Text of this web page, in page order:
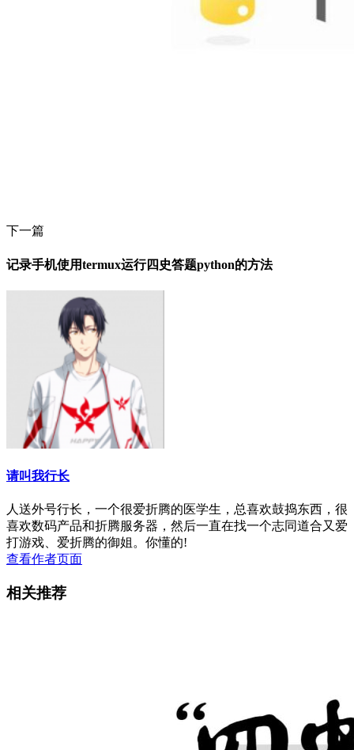
下一篇
记录手机使用termux运行四史答题python的方法
请叫我行长
人送外号行长，一个很爱折腾的医学生，总喜欢鼓捣东西，很
喜欢数码产品和折腾服务器，然后一直在找一个志同道合又爱
打游戏、爱折腾的御姐。你懂的!
查看作者页面
相关推荐